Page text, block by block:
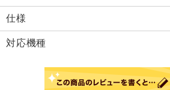
仕様
対応機種